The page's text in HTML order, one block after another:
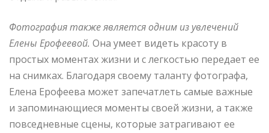
Фотография также является одним из увлечений
Елены Ерофеевой. Она умеет видеть красоту в
простых моментах жизни и с легкостью передает ее
на снимках. Благодаря своему таланту фотографа,
Елена Ерофеева может запечатлеть самые важные
и запоминающиеся моменты своей жизни, а также
повседневные сцены, которые затрагивают ее